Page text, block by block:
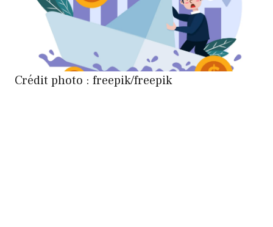
Crédit photo : freepik/freepik